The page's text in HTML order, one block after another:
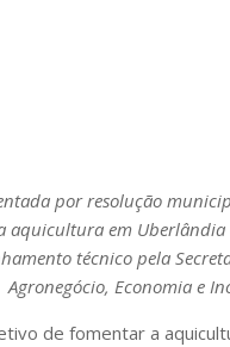
por resolução
aquicultura em Uberlândia
técnico pela
Agronegócio, Economia e
de fomentar a